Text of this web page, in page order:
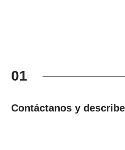
01
Contáctanos y